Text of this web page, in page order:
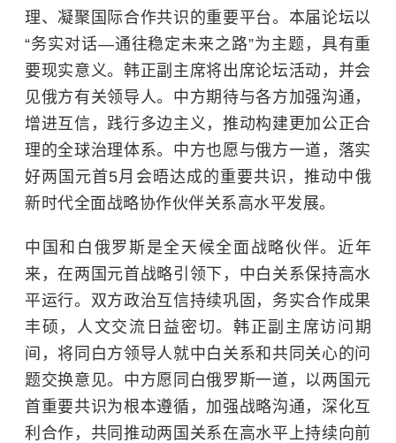
理、凝聚国际合作共识的重要平台。本届论坛以
“务实对话—通往稳定未来之路”为主题，具有重
要现实意义。韩正副主席将出席论坛活动，并会
见俄方有关领导人。中方期待与各方加强沟通，
增进互信，践行多边主义，推动构建更加公正合
理的全球治理体系。中方也愿与俄方一道，落实
好两国元首5月会晤达成的重要共识，推动中俄
新时代全面战略协作伙伴关系高水平发展。
中国和白俄罗斯是全天候全面战略伙伴。近年
来，在两国元首战略引领下，中白关系保持高水
平运行。双方政治互信持续巩固，务实合作成果
丰硕，人文交流日益密切。韩正副主席访问期
间，将同白方领导人就中白关系和共同关心的问
题交换意见。中方愿同白俄罗斯一道，以两国元
首重要共识为根本遵循，加强战略沟通，深化互
利合作，共同推动两国关系在高水平上持续向前